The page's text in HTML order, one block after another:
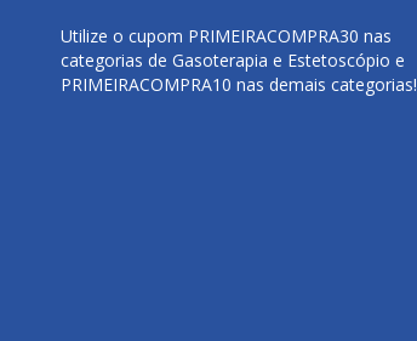
Utilize o cupom PRIMEIRACOMPRA30 nas
categorias de Gasoterapia e Estetoscópio e
PRIMEIRACOMPRA10 nas demais categorias!